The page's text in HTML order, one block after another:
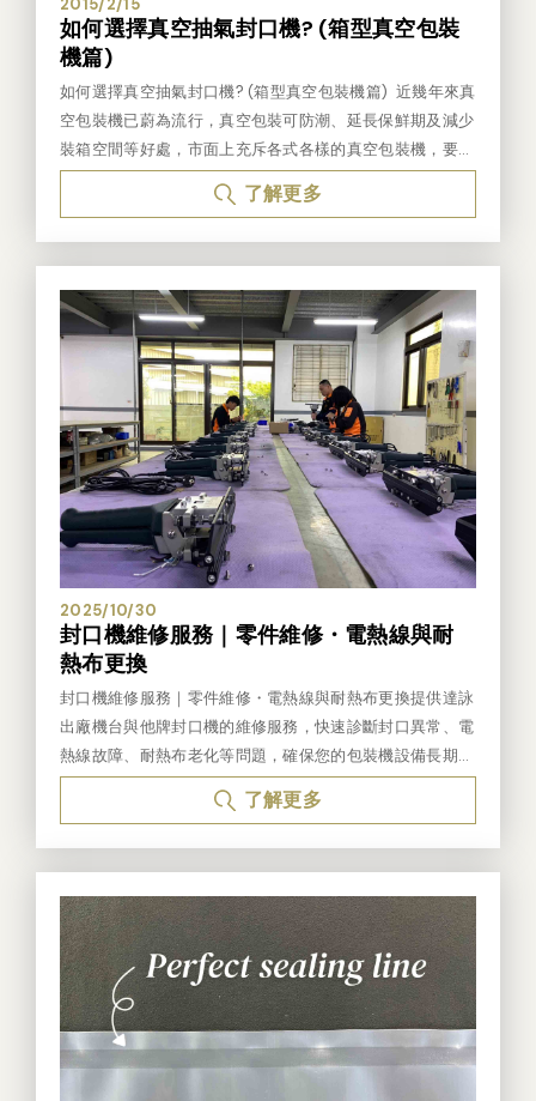
2015/2/15
如何選擇真空抽氣封口機? (箱型真空包裝
機篇)
如何選擇真空抽氣封口機? (箱型真空包裝機篇) 近幾年來真
空包裝機已蔚為流行，真空包裝可防潮、延長保鮮期及減少
裝箱空間等好處，市面上充斥各式各樣的真空包裝機，要如
何才能買到適合自己產品的真空包裝機讓人大傷腦筋，以下
特地針對市面上販售的真空包裝機分成三大類(箱型真空封
缺點，還有選購時須注意的地方，希望可以協助大家購買到
適合的真空抽氣封口機，替自己的產品增色。 ※箱型真空
包裝機又稱箱型真空封口機，這是大家最熟悉、最常看到的
真空包裝機。箱型真空包裝機，顧名思義，外觀就像一個箱
子，因此體積大及重量重是此款真空包裝機最大的缺點，但
真空度跟其他兩類真空封口機相比是最好的。大家也稱此款
真空封口機為內抽式真空包裝機，因為須把想真空的物品放
進真空封口機內的氣槽裡，才能進行真空包裝。所以才稱為
內抽式真空包裝機。因需把真空品放入真空氣槽內，所以產
品會受到真空氣槽尺寸的限制，若產品越大，真空氣槽也要
越大，真空封口機體積會越大，價格越高。所以在選購時，
需考慮氣槽內部尺寸是否合適哦。箱型真空包裝機又因為內
部裝設的真空抽氣馬達分為乾式真空包裝機及油式真空包裝
機。乾式真空包裝機的真空能力比油式真空包裝機稍低。
*乾式真空封口機適用於乾類的產品，如茶葉、乾果、米及
電子零件等。此款真空封口機價格比油式真空封口機低，但
真空能力對於乾類的真空包裝效果已非常足夠。 *油式真
空包裝機適用於乾類及有水分的產品。若是有水分的產品建
議選擇油式真空包裝機。適用產品如海鮮、肉品、湯類及粉
末等。 市面上的油式真空包裝機裝設的油式真空幫浦真空
能力較好的油式真空包裝機。 若本身產品是軟性產品，即
使真空後，摸起來還是軟軟的，不會如乾類產品真空後呈現
硬的感覺。油式真空包裝機的價格比乾式真空包裝機高，且
要求的真空能力越高，價格也越高。 另外，須注意，油式
真空幫浦需添加真空油，所以使用油式真空封口機，需定期
檢查真空油量及真空油清澈度。若油量少於標準，需添加真
空油；若真空油呈現混濁，須先把原本的真空油洩掉，再添
加新的真空油。真空包裝機使用的頻率越高，添油及洩油的
了解更多
2025/10/30
封口機維修服務｜零件維修・電熱線與耐
熱布更換
封口機維修服務｜零件維修・電熱線與耐熱布更換提供達詠
出廠機台與他牌封口機的維修服務，快速診斷封口異常、電
熱線故障、耐熱布老化等問題，確保您的包裝機設備長期穩
定運作。 一、達詠封口機維修流程原廠維修、零件齊全、
品質有保證 報修登記 客戶提供封口機型號、故障描述（如
場或遠端確認問題。若為電熱線、耐熱布、保險絲等常見耗
材問題，可現場維修更換。零件更換/回廠維修/報價 若故障
涉及控制板、馬達或加熱座，則安排回廠檢測，檢測後先對
客戶報價，由客戶決定是否付費維修。測試與交機 維修完
成後進行試封測試，確保封口溫度、壓合及加熱時間正常。
紀錄與追蹤 維修紀錄、故障原因與更換零件（如電熱線、
耐熱布等）均登錄系統，提供日後追蹤與保養建議。 二、
他牌封口機維修流程需回廠檢測，確認是否有相容零件可維
了解更多